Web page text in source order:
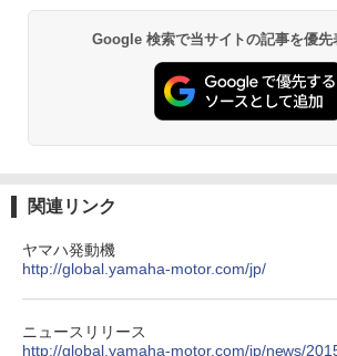
Google 検索で当サイトの記事を優先
関連リンク
ヤマハ発動機
http://global.yamaha-motor.com/jp/
ニュースリリース
http://global.yamaha-motor.com/jp/news/